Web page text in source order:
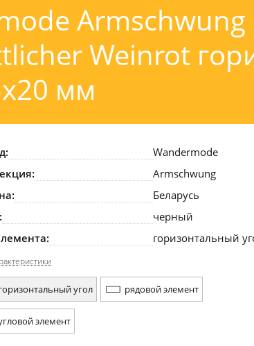
Armschwung
Weinrot
мм
Wandermode
Armschwung
Беларусь
черный
горизонтальный
угол рядовой элемент
элемент